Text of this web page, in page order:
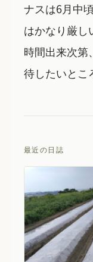
ナスは6月中
はかなり厳し
時間出来次第
待したいとこ
最近の日誌